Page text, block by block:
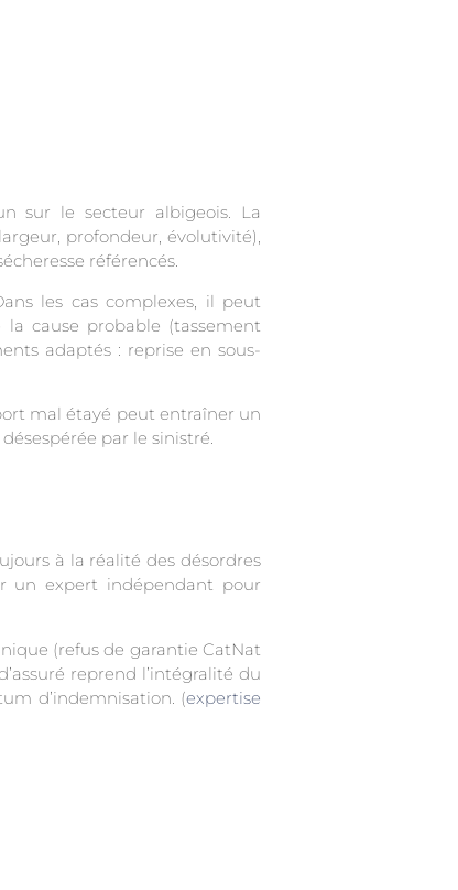
sur le secteur albigeois. La
profondeur, évolutivité),
référencés.
les cas complexes, il peut
cause probable (tassement
adaptés : reprise en sous-
mal étayé peut entraîner un
par le sinistré.
à la réalité des désordres
un expert indépendant pour
(refus de garantie CatNat
reprend l’intégralité du
d’indemnisation. (expertise